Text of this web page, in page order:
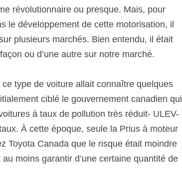
révolutionnaire ou presque. Mais, pour
le développement de cette motorisation, il
plusieurs marchés. Bien entendu, il était
ou d’une autre sur notre marché.
type de voiture allait connaître quelques
ciblé le gouvernement canadien qui
à taux de pollution très réduit- ULEV-
À cette époque, seule la Prius à moteur
Toyota Canada que le risque était moindre
moins garantir d’une certaine quantité de